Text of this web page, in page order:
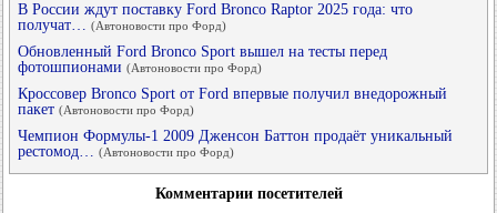
В России ждут поставку Ford Bronco Raptor 2025 года: что
получат… (Автоновости про Форд)
Обновленный Ford Bronco Sport вышел на тесты перед
фотошпионами (Автоновости про Форд)
Кроссовер Bronco Sport от Ford впервые получил внедорожный
пакет (Автоновости про Форд)
Чемпион Формулы-1 2009 Дженсон Баттон продаёт уникальный
рестомод… (Автоновости про Форд)
Комментарии посетителей